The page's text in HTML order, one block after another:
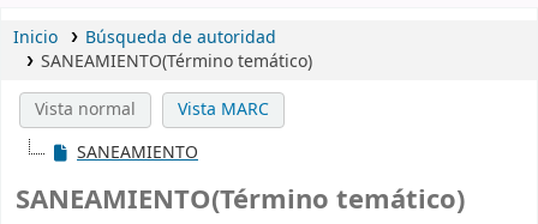
Inicio
Búsqueda de autoridad
SANEAMIENTO(Término temático)
Vista normal
Vista MARC
SANEAMIENTO
SANEAMIENTO(Término temático)